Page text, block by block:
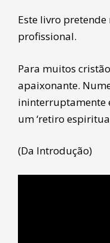
Este livro
profissional.
Para muitos
apaixonante.
ininterruptamente
um ‘retiro
(Da Introdução)